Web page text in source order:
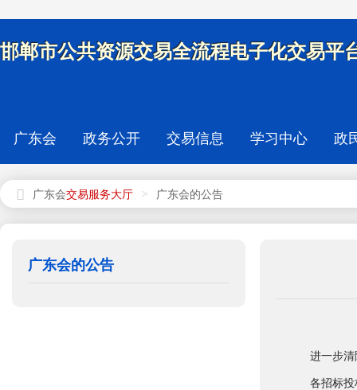
邯郸市公共资源交易全流程电子化交易平
广东会 政务公开 交易信息 学习中心 政
广东会 > 广东会的公告
广东会的公告
进一步清除
各招标投